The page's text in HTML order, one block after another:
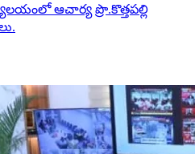
ఆచార్య ప్రొ.కొత్తపల్లి